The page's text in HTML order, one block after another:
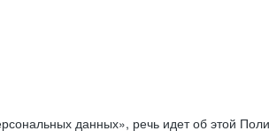
данных», речь идет об этой